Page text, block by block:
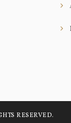
RESERVED.